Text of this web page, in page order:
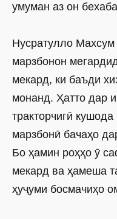
умуман аз он
Нусратулло
марзбонон
мекард, ки баъди
монанд. Ҳатто дар
тракторчигӣ
марзбонӣ бачаҳо
Бо ҳамин роҳҳо ӯ
мекард ва ҳамеша
ҳуҷуми босмачиҳо